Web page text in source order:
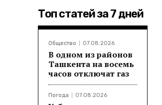
Топ статей за 7 дней
Общество 07.08.2026
В одном из районов
Ташкента на восемь
часов отключат газ
Погода 07.08.2026